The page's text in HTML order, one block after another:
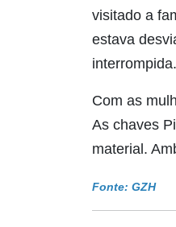
visitado a
estava
interrompida.
Com as
As chaves
material.
Fonte: GZH